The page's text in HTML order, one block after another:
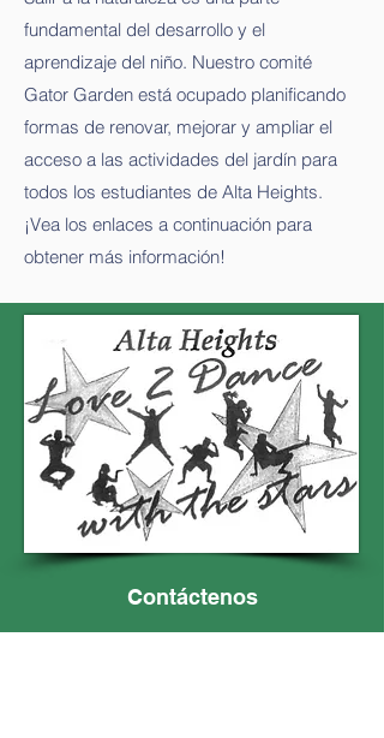
fundamental del desarrollo y el
aprendizaje del niño. Nuestro comité
Gator Garden está ocupado planificando
formas de renovar, mejorar y ampliar el
acceso a las actividades del jardín para
todos los estudiantes de Alta Heights.
¡Vea los enlaces a continuación para
obtener más información!
Contáctenos